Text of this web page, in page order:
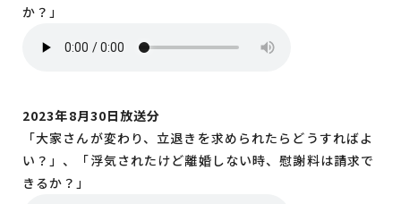
か？」
2023年8月30日放送分
「大家さんが変わり、立退きを求められたらどうすればよ
い？」、「浮気されたけど離婚しない時、慰謝料は請求で
きるか？」